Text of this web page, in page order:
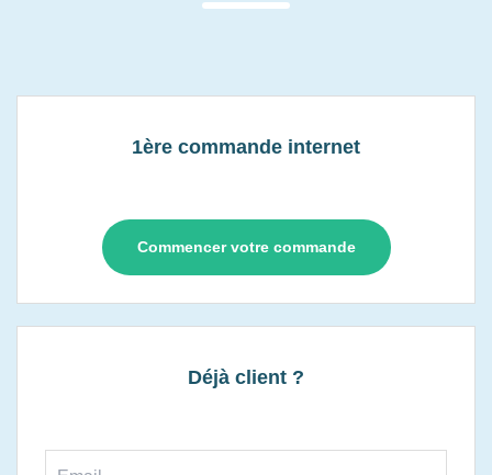
1ère commande internet
Commencer votre commande
Déjà client ?